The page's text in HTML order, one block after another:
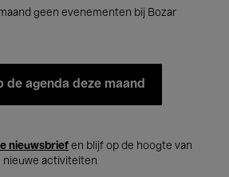
geen evenementen bij Bozar
de agenda deze maand
nieuwsbrief en blijf op de hoogte van
nieuwe activiteiten